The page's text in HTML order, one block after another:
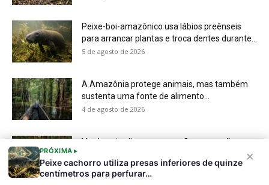
×
PRÓXIMA ▸
Peixe cachorro utiliza presas inferiores de quinze
centímetros para perfurar…
4 de agosto de 2026